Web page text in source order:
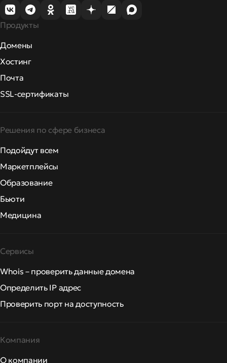
Продукты
Домены
Хостинг
Почта
SSL-сертификаты
Решения по сфере бизнеса
Подойдут всем
Маркетплейсы
Образование
Бьюти
Медицина
Сервисы
Whois – проверить данные домена
Определить IP адрес
Проверить порт на доступность
Компания
О компании